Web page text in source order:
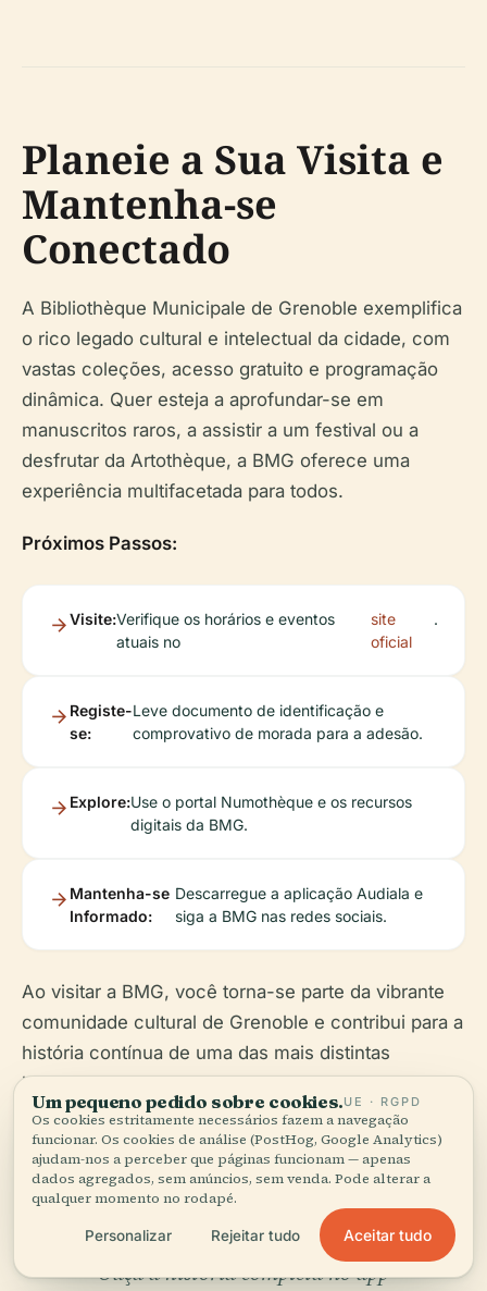
Planeie a Sua Visita e
Mantenha-se
Conectado
A Bibliothèque Municipale de Grenoble exemplifica
o rico legado cultural e intelectual da cidade, com
vastas coleções, acesso gratuito e programação
dinâmica. Quer esteja a aprofundar-se em
manuscritos raros, a assistir a um festival ou a
desfrutar da Artothèque, a BMG oferece uma
experiência multifacetada para todos.
Próximos Passos:
Visite:Verifique os horários e eventos
atuais no
site
oficial
.
Registe-
se:
Leve documento de identificação e
comprovativo de morada para a adesão.
Explore:Use o portal Numothèque e os recursos
digitais da BMG.
Mantenha-se
Informado:
Descarregue a aplicação Audiala e
siga a BMG nas redes sociais.
Ao visitar a BMG, você torna-se parte da vibrante
comunidade cultural de Grenoble e contribui para a
história contínua de uma das mais distintas
bibliotecas municipais da França.
Ouça a história completa no app
Um pequeno pedido sobre cookies.UE · RGPD
Os cookies estritamente necessários fazem a navegação
funcionar. Os cookies de análise (PostHog, Google Analytics)
ajudam-nos a perceber que páginas funcionam — apenas
dados agregados, sem anúncios, sem venda. Pode alterar a
qualquer momento no rodapé.
Personalizar Rejeitar tudo Aceitar tudo